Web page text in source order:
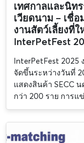
เทศกาลและนิท
เวียดนาม – เชื่
งานสัตว์เลี้ยงที่
InterPetFest
InterPetFest 2025
จัดขึ้นระหว่างวันที่
แสดงสินค้า SECC
กว่า 200 ราย การแ